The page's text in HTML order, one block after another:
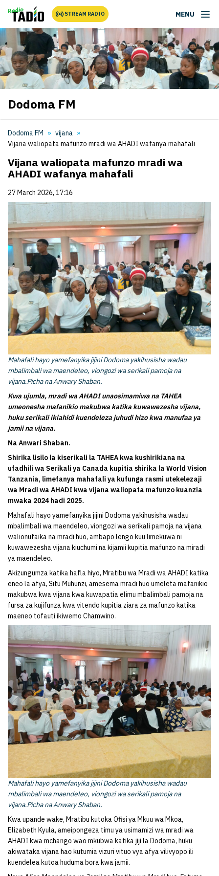
STREAM RADIO MENU
Dodoma FM
Dodoma FM
vijana
Vijana waliopata mafunzo mradi wa AHADI wafanya mahafali
Vijana waliopata mafunzo mradi wa
AHADI wafanya mahafali
27 March 2026, 17:16
Mahafali hayo yamefanyika jijini Dodoma yakihusisha wadau
mbalimbali wa maendeleo, viongozi wa serikali pamoja na
vijana.Picha na Anwary Shaban.
Kwa ujumla, mradi wa AHADI unaosimamiwa na TAHEA
umeonesha mafanikio makubwa katika kuwawezesha vijana,
huku serikali ikiahidi kuendeleza juhudi hizo kwa manufaa ya
jamii na vijana.
Na Anwari Shaban.
Shirika lisilo la kiserikali la TAHEA kwa kushirikiana na
ufadhili wa Serikali ya Canada kupitia shirika la World Vision
Tanzania, limefanya mahafali ya kufunga rasmi utekelezaji
wa Mradi wa AHADI kwa vijana waliopata mafunzo kuanzia
mwaka 2024 hadi 2025.
Mahafali hayo yamefanyika jijini Dodoma yakihusisha wadau
mbalimbali wa maendeleo, viongozi wa serikali pamoja na vijana
walionufaika na mradi huo, ambapo lengo kuu limekuwa ni
kuwawezesha vijana kiuchumi na kijamii kupitia mafunzo na miradi
ya maendeleo.
Akizungumza katika hafla hiyo, Mratibu wa Mradi wa AHADI katika
eneo la afya, Situ Muhunzi, amesema mradi huo umeleta mafanikio
makubwa kwa vijana kwa kuwapatia elimu mbalimbali pamoja na
fursa za kujifunza kwa vitendo kupitia ziara za mafunzo katika
maeneo tofauti ikiwemo Chamwino.
Mahafali hayo yamefanyika jijini Dodoma yakihusisha wadau
mbalimbali wa maendeleo, viongozi wa serikali pamoja na
vijana.Picha na Anwary Shaban.
Kwa upande wake, Mratibu kutoka Ofisi ya Mkuu wa Mkoa,
Elizabeth Kyula, ameipongeza timu ya usimamizi wa mradi wa
AHADI kwa mchango wao mkubwa katika jiji la Dodoma, huku
akiwataka vijana hao kutumia vizuri vituo vya afya vilivyopo ili
kuendelea kutoa huduma bora kwa jamii.